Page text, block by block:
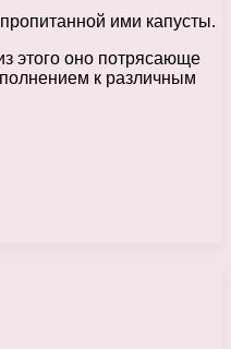
ими капусты.
этого оно потрясающе
к различным